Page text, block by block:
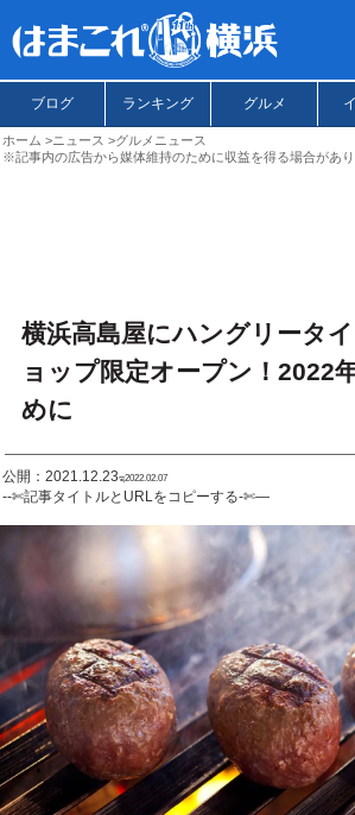
ブログ ランキング グルメ
ホーム ニュース
グルメニュース
※記事内の広告から媒体維持のために収益を得る場合があ
横浜高島屋にハングリータ
ョップ限定オープン！2022
めに
公開：2021.12.23ಇ2022.02.07
--✄記事タイトルとURLをコピーする-✄—